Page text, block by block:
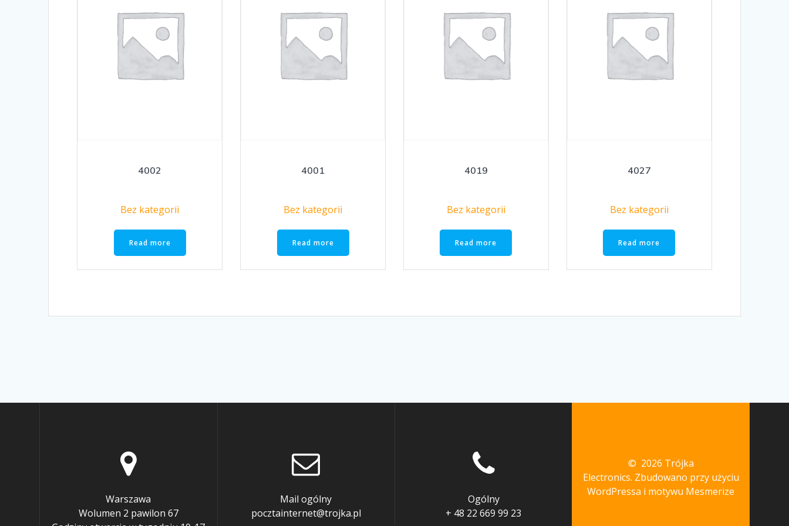
4002
Bez kategorii
Read more
4001
Bez kategorii
Read more
4019
Bez kategorii
Read more
4027
Bez kategorii
Read more
Warszawa
Wolumen 2 pawilon 67
Mail ogólny
pocztainternet@trojka.pl
Ogólny
+ 48 22 669 99 23
© 2026 Trójka
Electronics. Zbudowano przy użyciu
WordPressa i motywu Mesmerize